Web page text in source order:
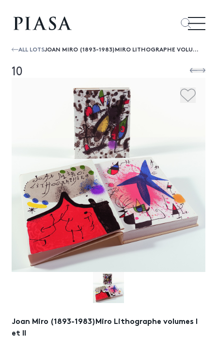
ALL LOTS JOAN MIRO (1893-1983)MIRO LITHOGRAPHE VOLUMES I ET II
10
Joan Miro (1893-1983)Miro Lithographe volumes I
et II